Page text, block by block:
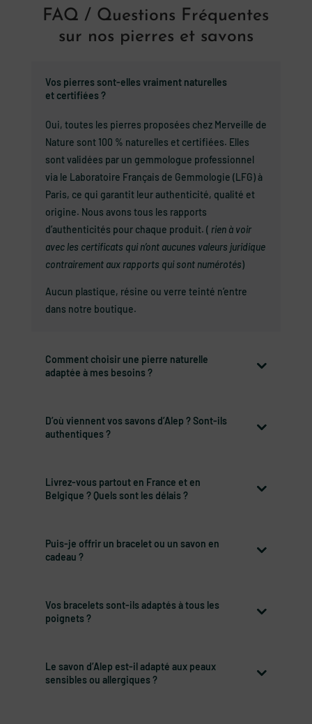
FAQ / Questions Fréquentes
sur nos pierres et savons
Vos pierres sont-elles vraiment naturelles
et certifiées ?
Oui, toutes les pierres proposées chez Merveille de
Nature sont 100 % naturelles et certifiées. Elles
sont validées par un gemmologue professionnel
via le Laboratoire Français de Gemmologie (LFG) à
Paris, ce qui garantit leur authenticité, qualité et
origine. Nous avons tous les rapports
d’authenticités pour chaque produit. ( rien à voir
avec les certificats qui n’ont aucunes valeurs juridique
contrairement aux rapports qui sont numérotés)
Aucun plastique, résine ou verre teinté n’entre
dans notre boutique.
Comment choisir une pierre naturelle
adaptée à mes besoins ?
D’où viennent vos savons d’Alep ? Sont-ils
authentiques ?
Livrez-vous partout en France et en
Belgique ? Quels sont les délais ?
Puis-je offrir un bracelet ou un savon en
cadeau ?
Vos bracelets sont-ils adaptés à tous les
poignets ?
Le savon d’Alep est-il adapté aux peaux
sensibles ou allergiques ?